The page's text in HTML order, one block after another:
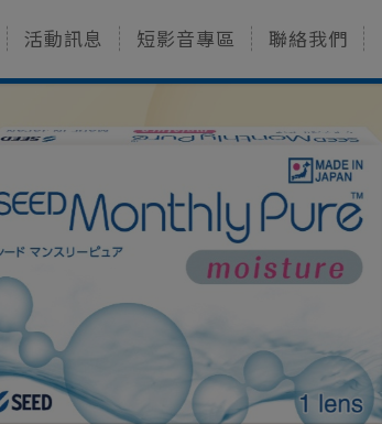
活動訊息 短影音專區 聯絡我們